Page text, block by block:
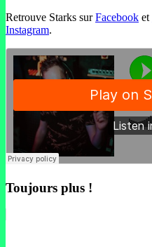
Retrouve Starks surFacebook et
Instagram.
Toujours plus !